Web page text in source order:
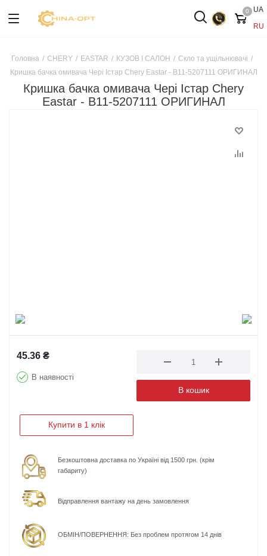
UA
RU
0
Головна / CHERY / EASTAR / КУЗОВ І САЛОН / Скло та ущільнювачі /
Кришка бачка омивача Чері Істар Chery Eastar - B11-5207111 ОРИГИНАЛ
Кришка бачка омивача Чері Істар Chery
Eastar - B11-5207111 ОРИГИНАЛ
45.36 ₴
В наявності
В кошик
Купити в 1 клік
Безкоштовна доставка по Україні від 1500 грн. (крім
габариту)
Відправлення вантажу на день замовлення
ОБМІН/ПОВЕРНЕННЯ: Без проблем протягом 14 днів